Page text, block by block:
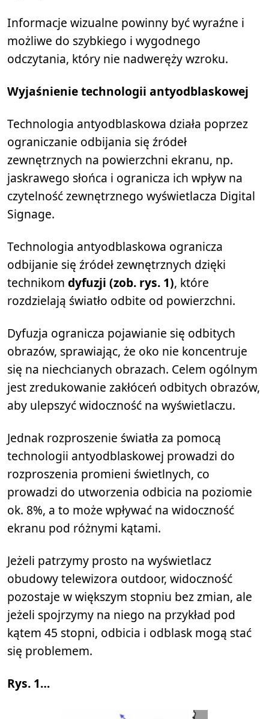
Informacje wizualne powinny być wyraźne i
możliwe do szybkiego i wygodnego
odczytania, który nie nadweręży wzroku.
Wyjaśnienie technologii antyodblaskowej
Technologia antyodblaskowa działa poprzez
ograniczanie odbijania się źródeł
zewnętrznych na powierzchni ekranu, np.
jaskrawego słońca i ogranicza ich wpływ na
czytelność zewnętrznego wyświetlacza Digital
Signage.
Technologia antyodblaskowa ogranicza
odbijanie się źródeł zewnętrznych dzięki
technikom dyfuzji (zob. rys. 1), które
rozdzielają światło odbite od powierzchni.
Dyfuzja ogranicza pojawianie się odbitych
obrazów, sprawiając, że oko nie koncentruje
się na niechcianych obrazach. Celem ogólnym
jest zredukowanie zakłóceń odbitych obrazów,
aby ulepszyć widoczność na wyświetlaczu.
Jednak rozproszenie światła za pomocą
technologii antyodblaskowej prowadzi do
rozproszenia promieni świetlnych, co
prowadzi do utworzenia odbicia na poziomie
ok. 8%, a to może wpływać na widoczność
ekranu pod różnymi kątami.
Jeżeli patrzymy prosto na wyświetlacz
obudowy telewizora outdoor, widoczność
pozostaje w większym stopniu bez zmian, ale
jeżeli spojrzymy na niego na przykład pod
kątem 45 stopni, odbicia i odblask mogą stać
się problemem.
Rys. 1…